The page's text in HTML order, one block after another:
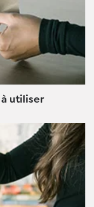
utiliser